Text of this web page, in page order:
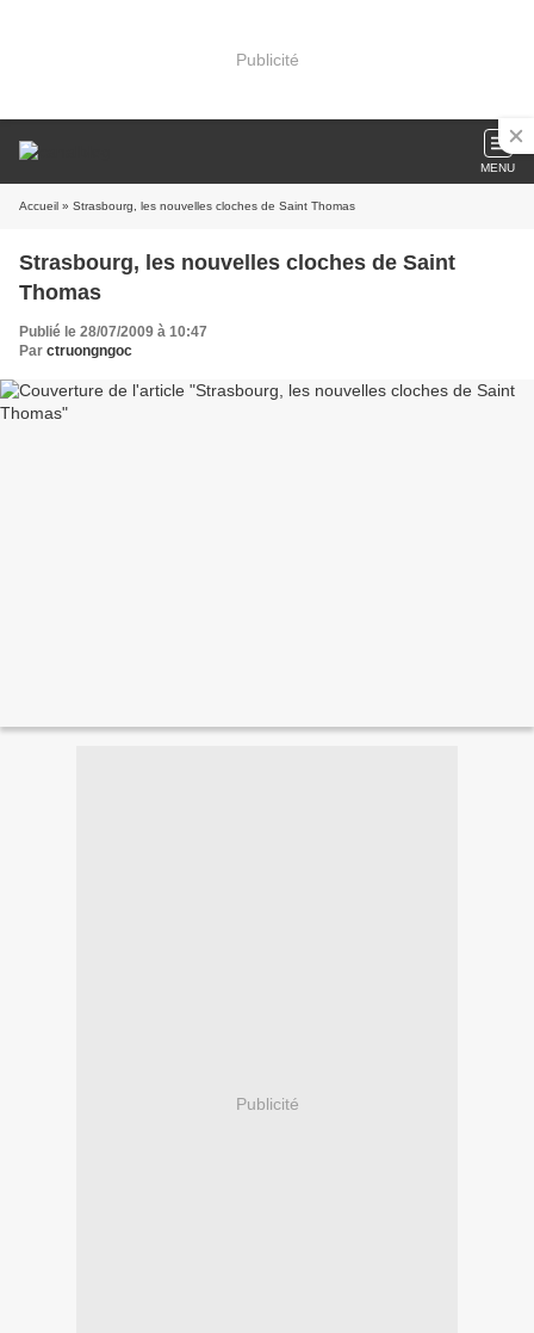
Publicité
MENU
Accueil » Strasbourg, les nouvelles cloches de Saint Thomas
Strasbourg, les nouvelles cloches de Saint
Thomas
Publié le 28/07/2009 à 10:47
Par ctruongngoc
Publicité